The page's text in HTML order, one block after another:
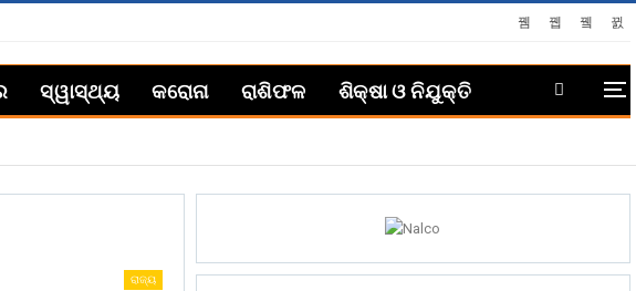
ସ୍ୱାସ୍ଥ୍ୟ କରୋନା ରାଶିଫଳ ଶିକ୍ଷା ଓ ନିଯୁକ୍ତି
ରାଜ୍ୟ